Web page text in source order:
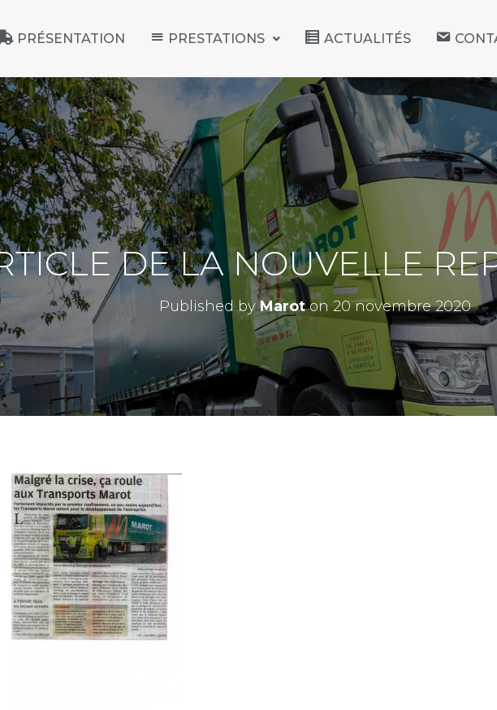
PRÉSENTATION PRESTATIONS ACTUALITÉS
DE LA NOUVELLE
Published byMaroton 20 novembre 2020